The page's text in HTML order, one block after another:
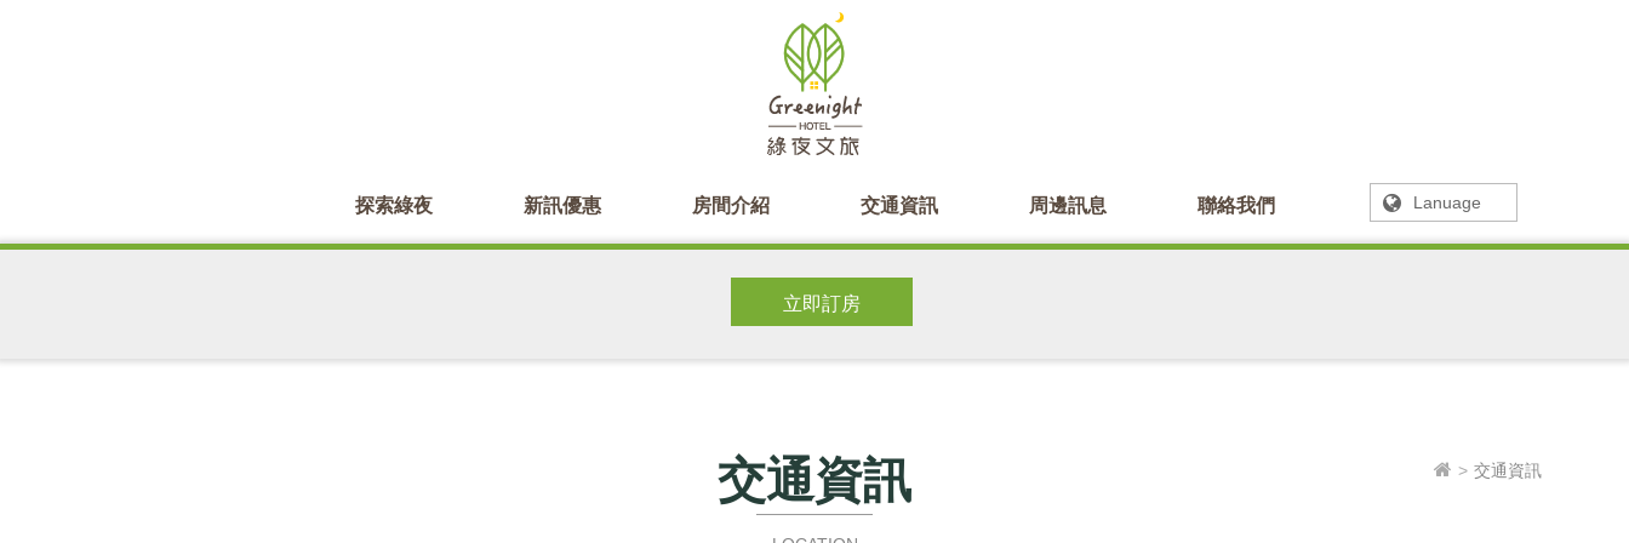
探索綠夜 新訊優惠 房間介紹 交通資訊 周邊訊息 聯絡我們 Lanuage
交通資訊 交通資訊